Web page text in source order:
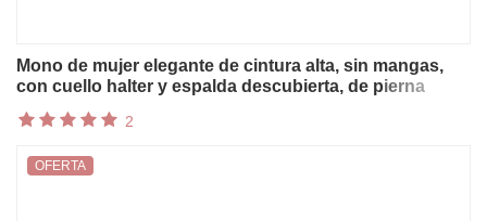
Mono de mujer elegante de cintura alta, sin mangas,
con cuello halter y espalda descubierta, de pierna
2
OFERTA